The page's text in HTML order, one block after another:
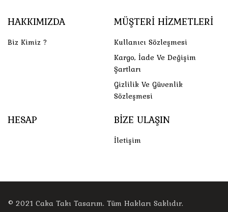
HAKKIMIZDA
Biz Kimiz ?
MÜŞTERI HIZMETLERI
Kullanıcı Sözleşmesi
Kargo, İade Ve Değişim
Şartları
Gizlilik Ve Güvenlik
Sözleşmesi
HESAP BIZE ULAŞIN
İletişim
© 2021 Caka Takı Tasarım. Tüm Hakları Saklıdır.